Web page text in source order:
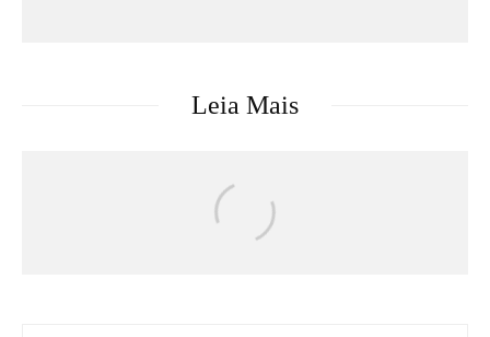
Leia Mais
Faltam 50 Dias: Com últimos ingressos
disponíveis para o dia 11 de setembro,
Rock in Rio se prepara para a grande